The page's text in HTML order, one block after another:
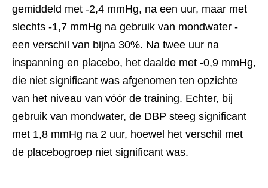
gemiddeld met -2,4 mmHg, na een uur, maar met
slechts -1,7 mmHg na gebruik van mondwater -
een verschil van bijna 30%. Na twee uur na
inspanning en placebo, het daalde met -0,9 mmHg,
die niet significant was afgenomen ten opzichte
van het niveau van vóór de training. Echter, bij
gebruik van mondwater, de DBP steeg significant
met 1,8 mmHg na 2 uur, hoewel het verschil met
de placebogroep niet significant was.